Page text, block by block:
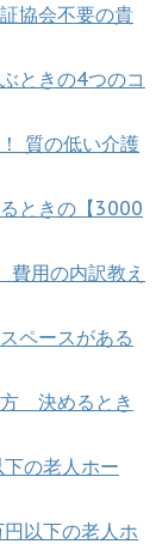
協会不要の貴
ときの4つのコ
質の低い介護
ときの【3000
用の内訳教え
ペースがある
決めるとき
の老人ホー
以下の老人ホ